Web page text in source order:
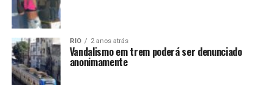
RIO 2 anos atrás
Vandalismo em trem poderá ser denunciado
anonimamente